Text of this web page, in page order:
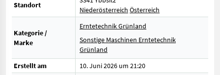
Standort
Niederösterreich Österreich
Kategorie /
Marke
Erntetechnik Grünland
Sonstige Maschinen Erntetechnik
Grünland
Erstellt am
10. Juni 2026 um 21:20